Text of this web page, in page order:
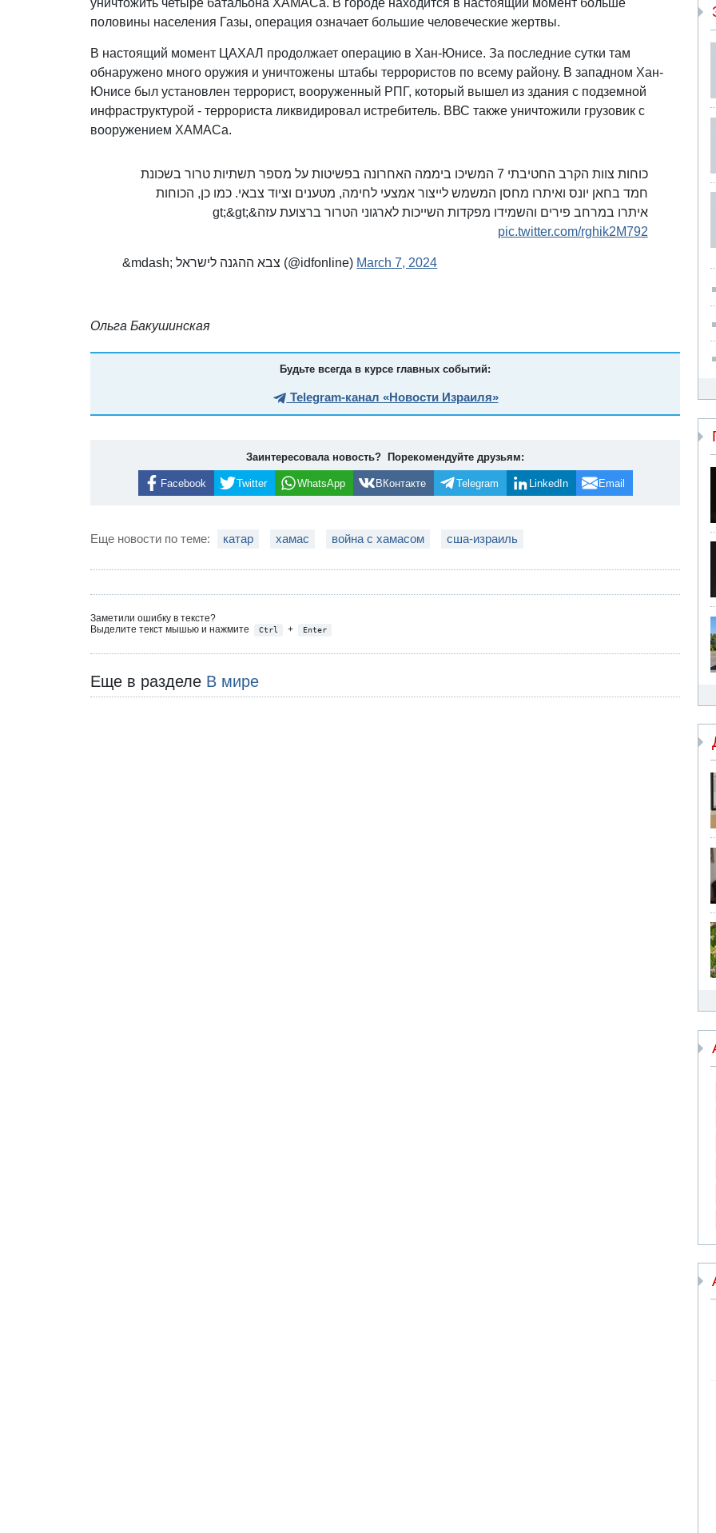
половины населения Газы, операция означает большие человеческие жертвы.
В настоящий момент ЦАХАЛ продолжает операцию в Хан-Юнисе. За последние сутки там
обнаружено много оружия и уничтожены штабы террористов по всему району. В западном Хан-
Юнисе был установлен террорист, вооруженный РПГ, который вышел из здания с подземной
инфраструктурой - террориста ликвидировал истребитель. ВВС также уничтожили грузовик с
вооружением ХАМАСа.
כוחות צוות הקרב החטיבתי 7 המשיכו ביממה האחרונה בפשיטות על מספר תשתיות טרור בשכונת
חמד בחאן יונס ואיתרו מחסן המשמש לייצור אמצעי לחימה, מטענים וציוד צבאי. כמו כן, הכוחות
איתרו במרחב פירים והשמידו מפקדות השייכות לארגוני הטרור ברצועת עזה&gt;&gt;
pic.twitter.com/rghik2M792
&mdash; צבא ההגנה לישראל (@idfonline) March 7, 2024
Ольга Бакушинская
Будьте всегда в курсе главных событий:
Telegram-канал «Новости Израиля»
Заинтересовала новость? Порекомендуйте друзьям:
Facebook Twitter WhatsApp ВКонтакте Telegram LinkedIn Email
Еще новости по теме: катар хамас война с хамасом сша-израиль
Заметили ошибку в тексте?
Выделите текст мышью и нажмите
Ctrl + Enter
Еще в разделе В мире